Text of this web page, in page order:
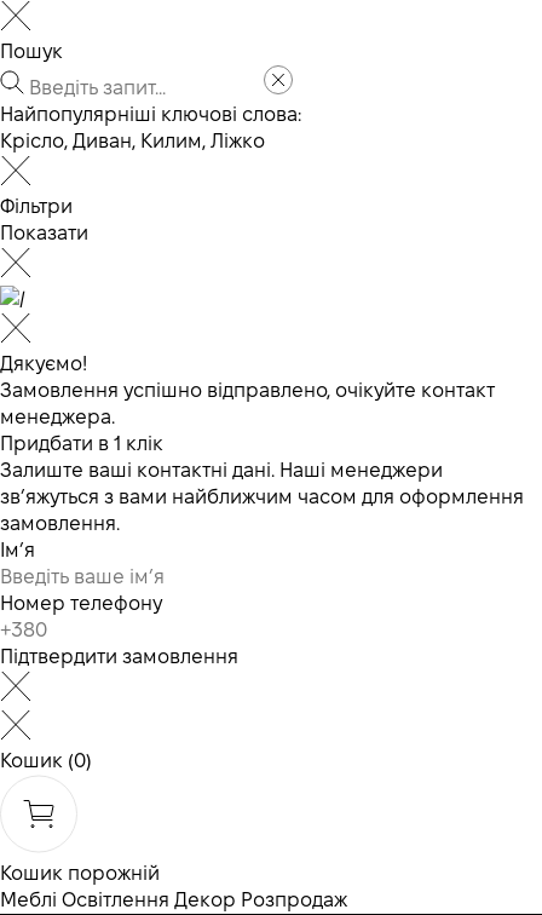
Пошук
Найпопулярніші ключові слова:
Крісло, Диван, Килим, Ліжко
Фільтри
Показати
Дякуємо!
Замовлення успішно відправлено, очікуйте контакт
менеджера.
Придбати в 1 клік
Залиште ваші контактні дані. Наші менеджери
зв’яжуться з вами найближчим часом для оформлення
замовлення.
Ім’я
Номер телефону
Підтвердити замовлення
Кошик (0)
Кошик порожній
Меблі Освітлення Декор Розпродаж